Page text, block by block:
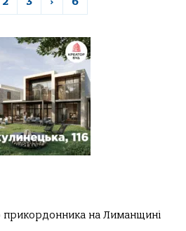
на Лиманщині